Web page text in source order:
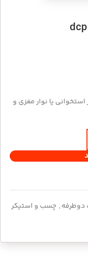
یا نوار مغزی و
, چسب و استیکر